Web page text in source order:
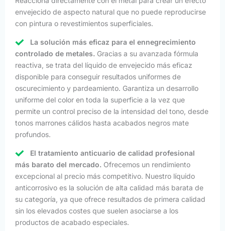
envejecido de aspecto natural que no puede reproducirse
con pintura o revestimientos superficiales.
La solución más eficaz para el ennegrecimiento
controlado de metales. Gracias a su avanzada fórmula
reactiva, se trata del líquido de envejecido más eficaz
disponible para conseguir resultados uniformes de
oscurecimiento y pardeamiento. Garantiza un desarrollo
uniforme del color en toda la superficie a la vez que
permite un control preciso de la intensidad del tono, desde
tonos marrones cálidos hasta acabados negros mate
profundos.
El tratamiento anticuario de calidad profesional
más barato del mercado. Ofrecemos un rendimiento
excepcional al precio más competitivo. Nuestro líquido
anticorrosivo es la solución de alta calidad más barata de
su categoría, ya que ofrece resultados de primera calidad
sin los elevados costes que suelen asociarse a los
productos de acabado especiales.